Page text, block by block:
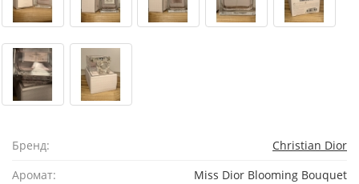
Бренд:
Christian Dior
Аромат:
Miss Dior Blooming Bouquet